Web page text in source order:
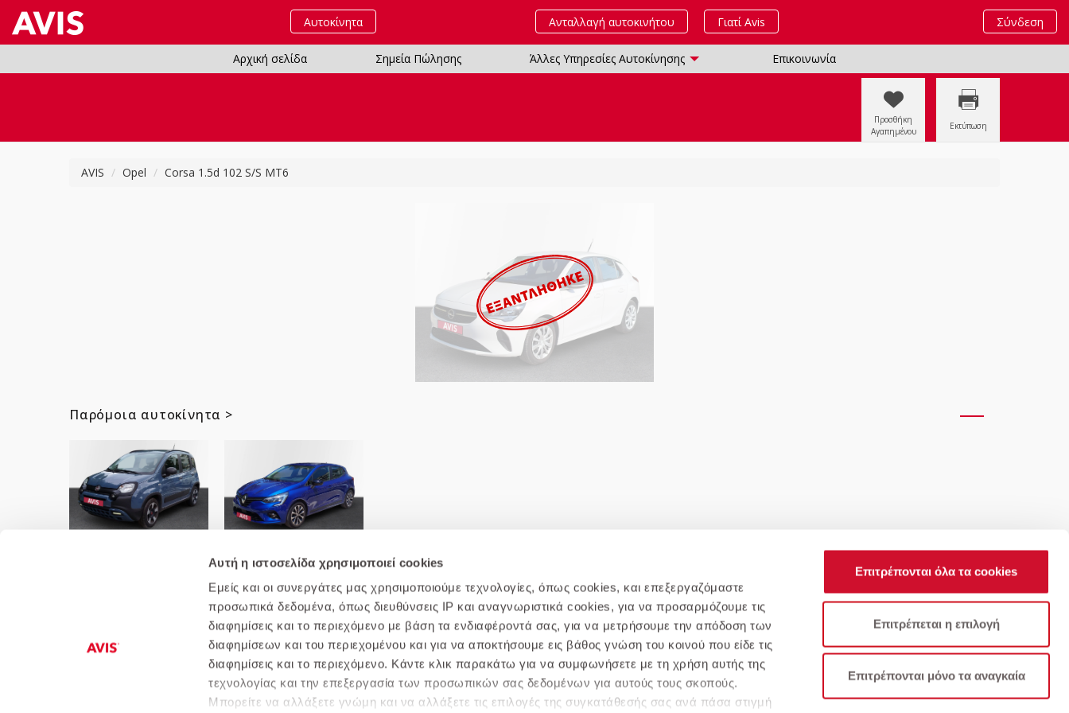
Αυτή η ιστοσελίδα χρησιμοποιεί cookies
Εμείς και οι συνεργάτες μας χρησιμοποιούμε τεχνολογίες, όπως cookies, και επεξεργαζόμαστε
προσωπικά δεδομένα, όπως διευθύνσεις IP και αναγνωριστικά cookies, για να προσαρμόζουμε τις
διαφημίσεις και το περιεχόμενο με βάση τα ενδιαφέροντά σας, για να μετρήσουμε την απόδοση των
διαφημίσεων και του περιεχομένου και για να αποκτήσουμε εις βάθος γνώση του κοινού που είδε τις
διαφημίσεις και το περιεχόμενο. Κάντε κλικ παρακάτω για να συμφωνήσετε με τη χρήση αυτής της
τεχνολογίας και την επεξεργασία των προσωπικών σας δεδομένων για αυτούς τους σκοπούς.
Μπορείτε να αλλάξετε γνώμη και να αλλάξετε τις επιλογές της συγκατάθεσής σας ανά πάσα στιγμή
Επιτρέπονται όλα τα cookies
Επιτρέπεται η επιλογή
Επιτρέπονται μόνο τα αναγκαία
Αυτοκίνητα Ανταλλαγή αυτοκινήτου Γιατί Avis Σύνδεση
Αρχική σελίδα Σημεία Πώλησης Άλλες Υπηρεσίες Αυτοκίνησης Επικοινωνία
Προσθήκη
Αγαπημένου
Εκτύπωση
AVIS Opel Corsa 1.5d 102 S/S MT6
Παρόμοια αυτοκίνητα >
Equilibre Plus
Αυτοκίνητα Πολιτική Απορρήτου Πολιτική cookie Επικοινωνήστε μαζί μας Συχνές Ερωτήσεις Όροι & Προϋποθέσεις
© 2019 AVIS.GR